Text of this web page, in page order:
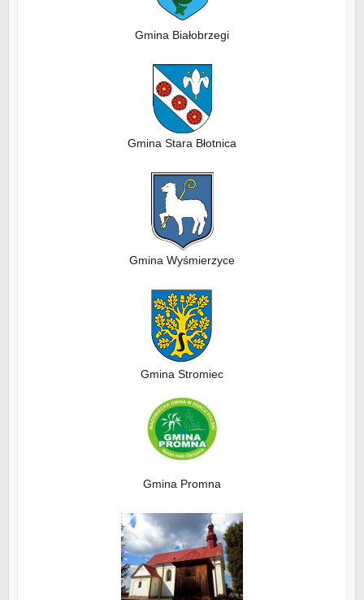
Gmina Białobrzegi
Gmina Stara Błotnica
Gmina Wyśmierzyce
Gmina Stromiec
Gmina Promna